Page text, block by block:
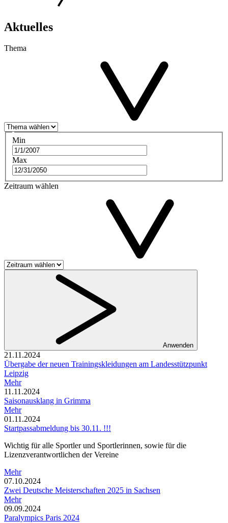
Aktuelles
Thema
Min
Max
Zeitraum wählen
Anwenden
21.11.2024
Übergabe der neuen Trainingskleidungen am Landesstützpunkt
Leipzig
Mehr
11.11.2024
Saisonausklang in Grimma
Mehr
01.11.2024
Startpassabmeldung bis 30.11. !!!
Wichtig für alle Sportler und Sportlerinnen, sowie für die
Lizenzverantwortlichen der Vereine
Mehr
07.10.2024
Zwei Deutsche Meisterschaften 2025 in Sachsen
Mehr
09.09.2024
Paralympics Paris 2024